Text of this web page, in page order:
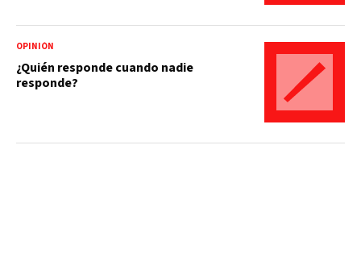
OPINIÓN
¿Quién responde cuando nadie
responde?